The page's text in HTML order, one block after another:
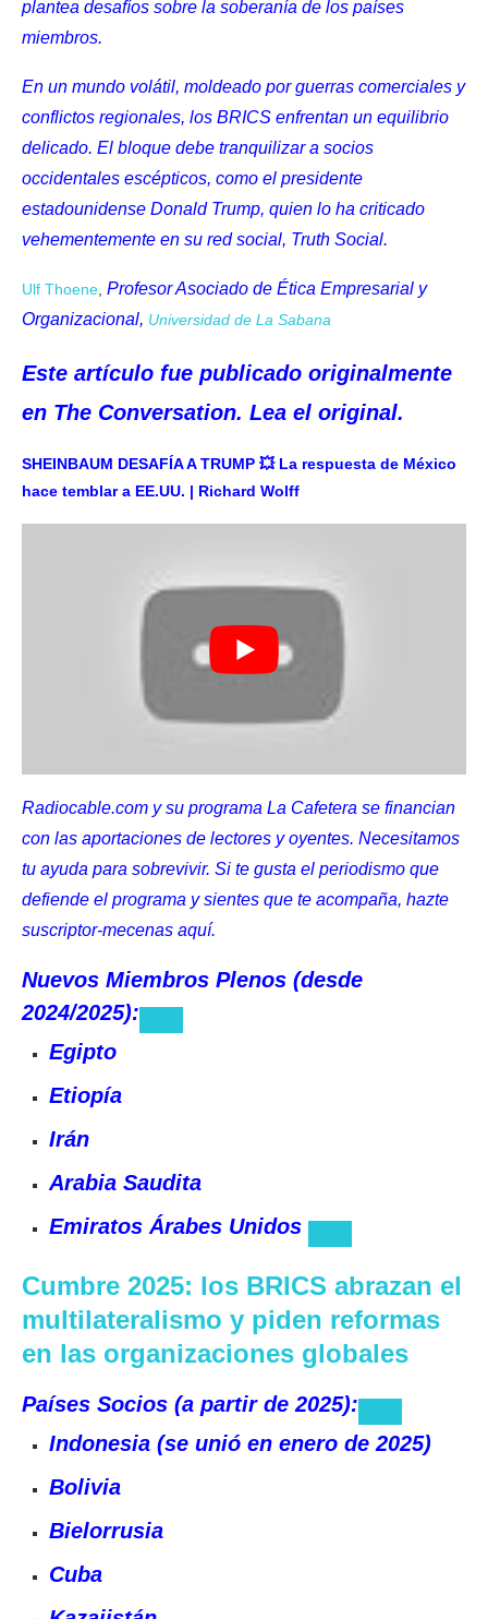
plantea desafíos sobre la soberanía de los países
miembros.
En un mundo volátil, moldeado por guerras comerciales y
conflictos regionales, los BRICS enfrentan un equilibrio
delicado. El bloque debe tranquilizar a socios
occidentales escépticos, como el presidente
estadounidense Donald Trump, quien lo ha criticado
vehementemente en su red social, Truth Social.
Ulf Thoene, Profesor Asociado de Ética Empresarial y
Organizacional, Universidad de La Sabana
Este artículo fue publicado originalmente
en The Conversation. Lea el original.
SHEINBAUM DESAFÍA A TRUMP 💥 La respuesta de México
hace temblar a EE.UU. | Richard Wolff
Radiocable.com y su programa La Cafetera se financian
con las aportaciones de lectores y oyentes. Necesitamos
tu ayuda para sobrevivir. Si te gusta el periodismo que
defiende el programa y sientes que te acompaña, hazte
suscriptor-mecenas aquí.
Nuevos Miembros Plenos (desde
2024/2025):
Egipto
Etiopía
Irán
Arabia Saudita
Emiratos Árabes Unidos
Cumbre 2025: los BRICS abrazan el
multilateralismo y piden reformas
en las organizaciones globales
Países Socios (a partir de 2025):
Indonesia (se unió en enero de 2025)
Bolivia
Bielorrusia
Cuba